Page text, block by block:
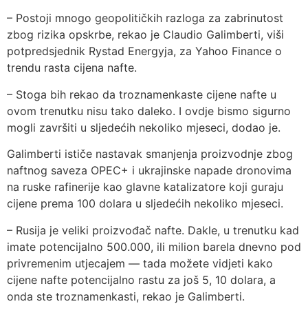
– Postoji mnogo geopolitičkih razloga za zabrinutost
zbog rizika opskrbe, rekao je Claudio Galimberti, viši
potpredsjednik Rystad Energyja, za Yahoo Finance o
trendu rasta cijena nafte.
– Stoga bih rekao da troznamenkaste cijene nafte u
ovom trenutku nisu tako daleko. I ovdje bismo sigurno
mogli završiti u sljedećih nekoliko mjeseci, dodao je.
Galimberti ističe nastavak smanjenja proizvodnje zbog
naftnog saveza OPEC+ i ukrajinske napade dronovima
na ruske rafinerije kao glavne katalizatore koji guraju
cijene prema 100 dolara u sljedećih nekoliko mjeseci.
– Rusija je veliki proizvođač nafte. Dakle, u trenutku kad
imate potencijalno 500.000, ili milion barela dnevno pod
privremenim utjecajem — tada možete vidjeti kako
cijene nafte potencijalno rastu za još 5, 10 dolara, a
onda ste troznamenkasti, rekao je Galimberti.